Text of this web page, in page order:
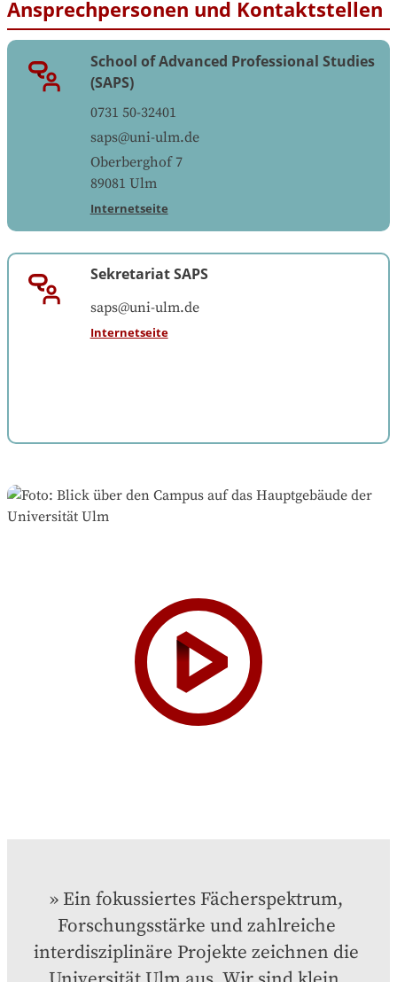
Ansprechpersonen und Kontaktstellen
School of Advanced Professional Studies
(SAPS)
0731 50-32401
saps@uni-ulm.de
Oberberghof 7
89081 Ulm
Internetseite
Sekretariat SAPS
saps@uni-ulm.de
Internetseite
Ein fokussiertes Fächerspektrum,
Forschungsstärke und zahlreiche
interdisziplinäre Projekte zeichnen die